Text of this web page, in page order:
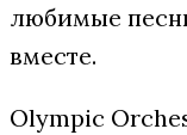
любимые
вместе.
Olympic